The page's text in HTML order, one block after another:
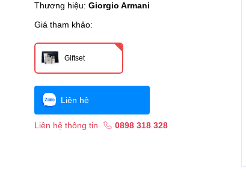
Thương hiệu: Giorgio Armani
Giá tham khảo:
Giftset
Liên hệ
Liên hệ thông tin 0898 318 328